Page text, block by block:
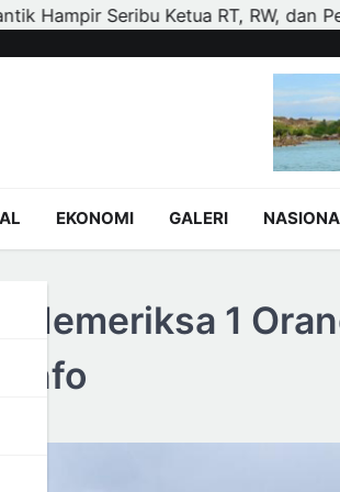
Dasa Wisma di Tujuh Kecamatan
EKONOMI GALERI
Memeriksa 1